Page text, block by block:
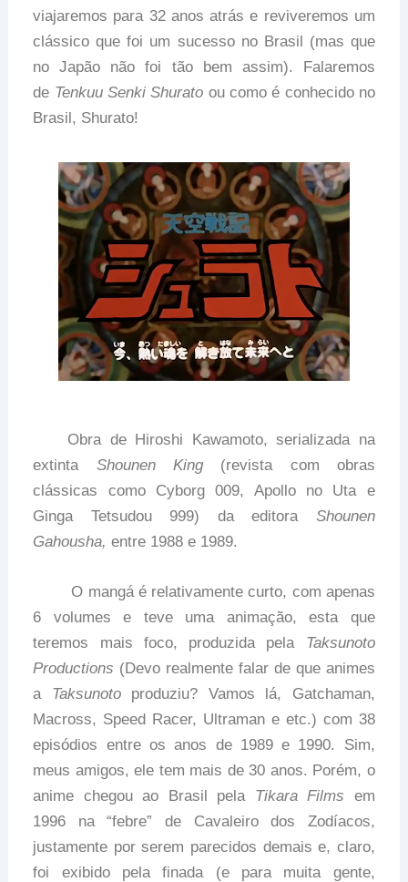
viajaremos para 32 anos atrás e reviveremos um
clássico que foi um sucesso no Brasil (mas que
no Japão não foi tão bem assim). Falaremos
de Tenkuu Senki Shurato ou como é conhecido no
Brasil, Shurato!
Obra de Hiroshi Kawamoto, serializada na
extinta Shounen King(revista com obras
clássicas como Cyborg 009, Apollo no Uta e
Ginga Tetsudou 999) da editora Shounen
Gahousha,entre 1988 e 1989.
O mangá é relativamente curto, com apenas
6 volumes e teve uma animação, esta que
teremos mais foco, produzida pela Taksunoto
Productions (Devo realmente falar de que animes
a Taksunotoproduziu? Vamos lá, Gatchaman,
Macross, Speed Racer, Ultraman e etc.) com 38
episódios entre os anos de 1989 e 1990. Sim,
meus amigos, ele tem mais de 30 anos. Porém, o
anime chegou ao Brasil pela Tikara Films em
1996 na “febre” de Cavaleiro dos Zodíacos,
justamente por serem parecidos demais e, claro,
foi exibido pela finada (e para muita gente,